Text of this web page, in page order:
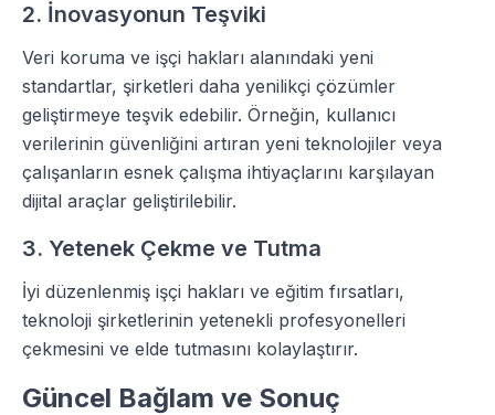
2. İnovasyonun Teşviki
Veri koruma ve işçi hakları alanındaki yeni
standartlar, şirketleri daha yenilikçi çözümler
geliştirmeye teşvik edebilir. Örneğin, kullanıcı
verilerinin güvenliğini artıran yeni teknolojiler veya
çalışanların esnek çalışma ihtiyaçlarını karşılayan
dijital araçlar geliştirilebilir.
3. Yetenek Çekme ve Tutma
İyi düzenlenmiş işçi hakları ve eğitim fırsatları,
teknoloji şirketlerinin yetenekli profesyonelleri
çekmesini ve elde tutmasını kolaylaştırır.
Güncel Bağlam ve Sonuç